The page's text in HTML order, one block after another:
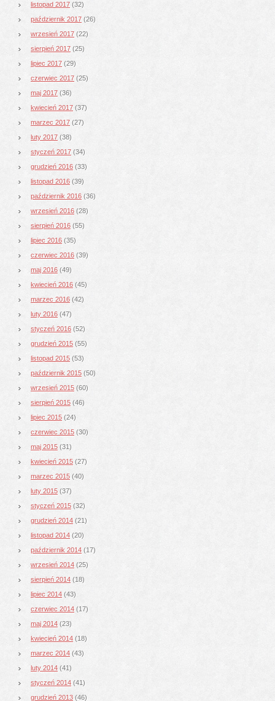
listopad 2017 (32)
październik 2017 (26)
wrzesień 2017 (22)
sierpień 2017 (25)
lipiec 2017 (29)
czerwiec 2017 (25)
maj 2017 (36)
kwiecień 2017 (37)
marzec 2017 (27)
luty 2017 (38)
styczeń 2017 (34)
grudzień 2016 (33)
listopad 2016 (39)
październik 2016 (36)
wrzesień 2016 (28)
sierpień 2016 (55)
lipiec 2016 (35)
czerwiec 2016 (39)
maj 2016 (49)
kwiecień 2016 (45)
marzec 2016 (42)
luty 2016 (47)
styczeń 2016 (52)
grudzień 2015 (55)
listopad 2015 (53)
październik 2015 (50)
wrzesień 2015 (60)
sierpień 2015 (46)
lipiec 2015 (24)
czerwiec 2015 (30)
maj 2015 (31)
kwiecień 2015 (27)
marzec 2015 (40)
luty 2015 (37)
styczeń 2015 (32)
grudzień 2014 (21)
listopad 2014 (20)
październik 2014 (17)
wrzesień 2014 (25)
sierpień 2014 (18)
lipiec 2014 (43)
czerwiec 2014 (17)
maj 2014 (23)
kwiecień 2014 (18)
marzec 2014 (43)
luty 2014 (41)
styczeń 2014 (41)
grudzień 2013 (46)